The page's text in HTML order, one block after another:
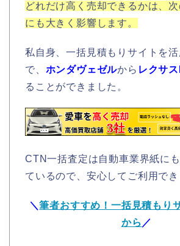
どれだけ高く売却できるかは、
にも大きく影響します。
私自身、一括見積もりサイトを活
で、 ホンダヴェゼルから レクサ
ることができました。
CTN一括査定は自動車業界紙に
ているので、安心してご利用でき
＼筆者おすすめ！一括見積もり
から ／